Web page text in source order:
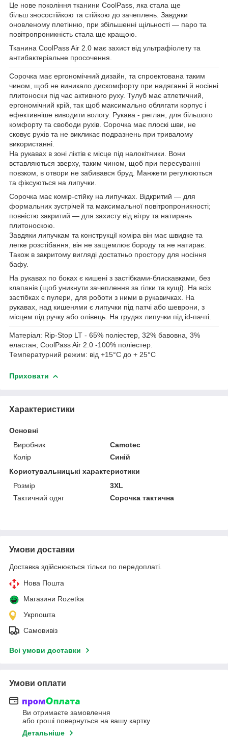
Це нове покоління тканини CoolPass, яка стала ще
більш зносостійкою та стійкою до зачеплень. Завдяки
оновленому плетінню, при збільшенні щільності — паро та
повітропроникність стала ще кращою.
Тканина CoolPass Air 2.0 має захист від ультрафіолету та
антибактеріальне просочення.
Сорочка має ергономічний дизайн, та спроектована таким
чином, щоб не виникало дискомфорту при надяганні й носінні
плитоноски під час активного руху. Тулуб має атлетичний,
ергономічний крій, так щоб максимально облягати корпус і
ефективніше виводити вологу. Рукава - реглан, для більшого
комфорту та свободи рухів. Сорочка має плоскі шви, не
сковує рухів та не викликає подразнень при тривалому
використанні.
На рукавах в зоні ліктів є місце під налокітники. Вони
вставляються зверху, таким чином, щоб при пересуванні
повзком, в отвори не забивався бруд. Манжети регулюються
та фіксуються на липучки.
Сорочка має комір-стійку на липучках. Відкритий — для
формальних зустрічей та максимальної повітропроникності;
повністю закритий — для захисту від вітру та натирань
плитоноскою.
Завдяки липучкам та конструкції коміра він має швидке та
легке розстібання, він не защемлює бороду та не натирає.
Також в закритому вигляді достатньо простору для носіння
бафу.
На рукавах по боках є кишені з застібками-блискавками, без
клапанів (щоб уникнути зачеплення за гілки та кущі). На всіх
застібках є пулери, для роботи з ними в рукавичках. На
рукавах, над кишенями є липучки під патчі або шеврони, з
місцем під ручку або олівець. На грудях липучки під id-пачті.
Матеріал: Rip-Stop LT - 65% поліестер, 32% бавовна, 3%
еластан; CoolPass Air 2.0 -100% поліестер.
Температурний режим: від +15°C до + 25°C
Приховати
Характеристики
Основні
Виробник
Camotec
Колір
Синій
Користувальницькі характеристики
Розмір
3XL
Тактичний одяг
Сорочка тактична
Умови доставки
Доставка здійснюється тільки по передоплаті.
Нова Пошта
Магазини Rozetka
Укрпошта
Самовивіз
Всі умови доставки
Умови оплати
Ви отримаєте замовлення
або гроші повернуться на вашу картку
Детальніше